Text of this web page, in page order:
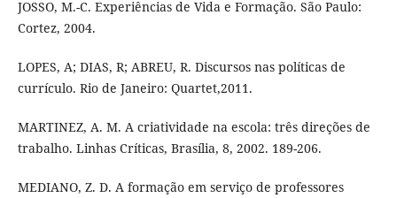
JOSSO, M.-C. Experiências de Vida e Formação. São Paulo:
Cortez, 2004.
LOPES, A; DIAS, R; ABREU, R. Discursos nas políticas de
currículo. Rio de Janeiro: Quartet,2011.
MARTINEZ, A. M. A criatividade na escola: três direções de
trabalho. Linhas Críticas, Brasília, 8, 2002. 189-206.
MEDIANO, Z. D. A formação em serviço de professores